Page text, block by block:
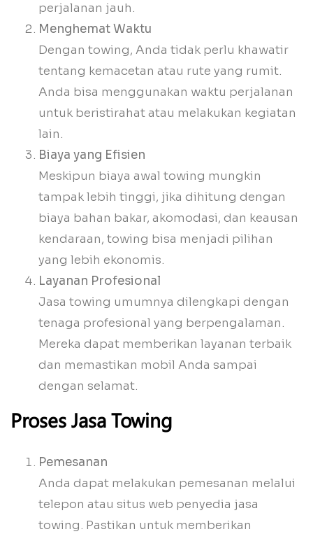
perjalanan jauh.
Menghemat Waktu
Dengan towing, Anda tidak perlu khawatir
tentang kemacetan atau rute yang rumit.
Anda bisa menggunakan waktu perjalanan
untuk beristirahat atau melakukan kegiatan
lain.
Biaya yang Efisien
Meskipun biaya awal towing mungkin
tampak lebih tinggi, jika dihitung dengan
biaya bahan bakar, akomodasi, dan keausan
kendaraan, towing bisa menjadi pilihan
yang lebih ekonomis.
Layanan Profesional
Jasa towing umumnya dilengkapi dengan
tenaga profesional yang berpengalaman.
Mereka dapat memberikan layanan terbaik
dan memastikan mobil Anda sampai
dengan selamat.
Proses Jasa Towing
Pemesanan
Anda dapat melakukan pemesanan melalui
telepon atau situs web penyedia jasa
towing. Pastikan untuk memberikan